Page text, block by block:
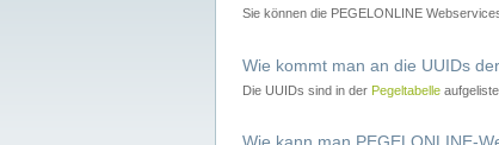
Sie können die PEGELONLINE
Wie kommt man an die UUIDs
Die UUIDs sind in der Pegeltabelle